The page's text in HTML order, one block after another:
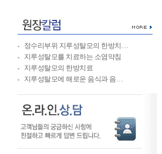
정수리부위 지루성탈모의 한방치…
지루성탈모를 치료하는 소염약침
지루성탈모의 한방치료
지루성탈모에 해로운 음식과 음…